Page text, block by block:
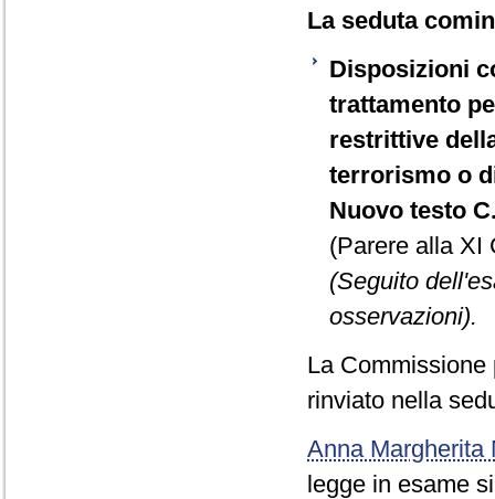
La seduta
Disposizioni
trattamento
restrittive
terrorismo o
Nuovo testo
(Parere alla XI
(Seguito
osservazioni).
La
rinviato nella
Anna Margherita
legge in esame